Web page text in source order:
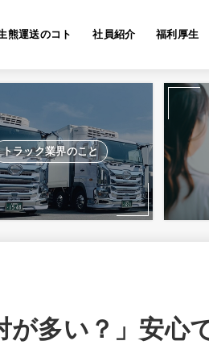
熊運送のコト 社員紹介 福利厚生
トラック業界のこと
が多い？」安心